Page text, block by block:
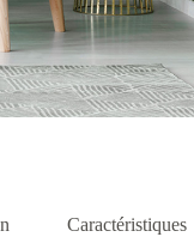
Caractéristiques